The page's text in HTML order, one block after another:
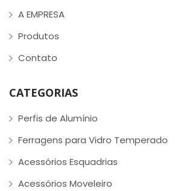
A EMPRESA
Produtos
Contato
CATEGORIAS
Perfis de Alumínio
Ferragens para Vidro Temperado
Acessórios Esquadrias
Acessórios Moveleiro